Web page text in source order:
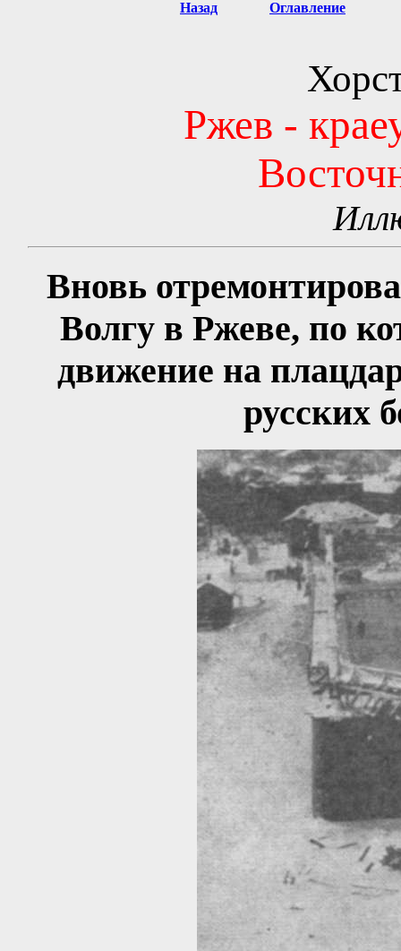
Назад Оглавление
Ржев -
Вновь
Волгу в Ржеве, по
движение на
русских